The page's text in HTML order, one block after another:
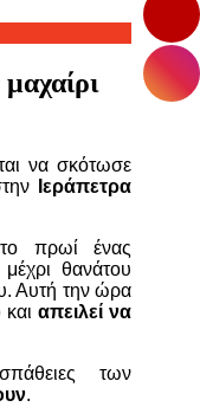
να σκότωσε
Ιεράπετρα
πρωί ένας
θανάτου
Αυτή την ώρα
καιαπειλεί να
των
.